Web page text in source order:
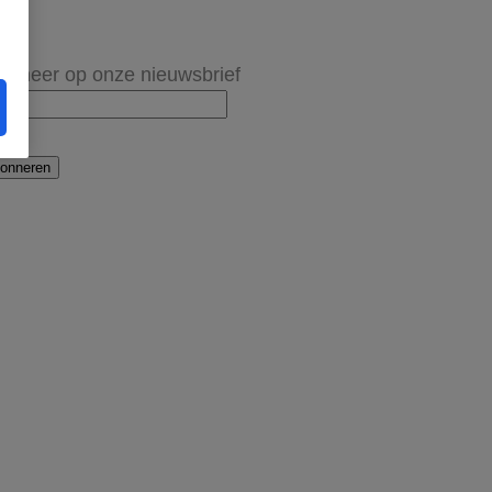
op onze nieuwsbrief